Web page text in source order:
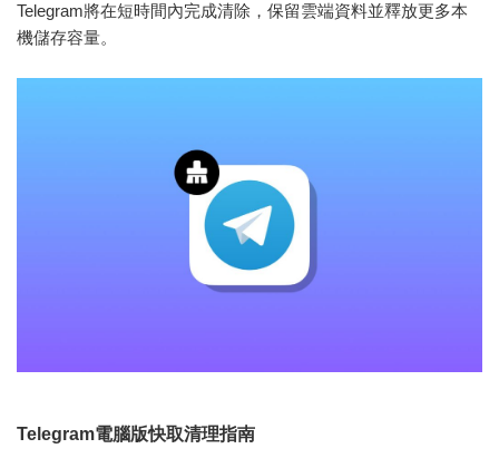
Telegram將在短時間內完成清除，保留雲端資料並釋放更多本
機儲存容量。
Telegram電腦版快取清理指南